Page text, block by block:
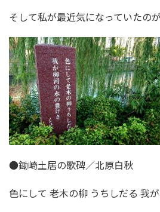
そして私が最近気になっていたの
●鋤崎土居の歌碑／北原白秋
色にして 老木の柳 うちしだる 我